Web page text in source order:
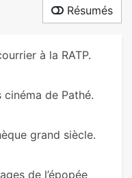
Résumés
à la RATP.
cinéma de Pathé.
grand siècle.
de l’épopée